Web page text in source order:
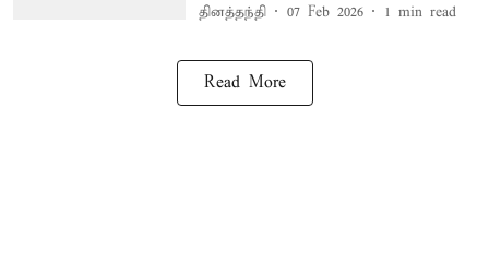
தினத்தந்தி 07 Feb 2026 1 min read
Read More